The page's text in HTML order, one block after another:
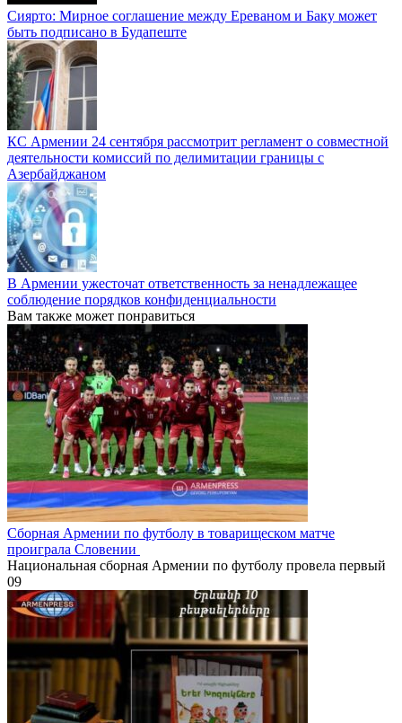
Сиярто: Мирное соглашение между Ереваном и Баку может
быть подписано в Будапеште
КС Армении 24 сентября рассмотрит регламент о совместной
деятельности комиссий по делимитации границы с
Азербайджаном
В Армении ужесточат ответственность за ненадлежащее
соблюдение порядков конфиденциальности
Вам также может понравиться
Сборная Армении по футболу в товарищеском матче
проиграла Словении
Национальная сборная Армении по футболу провела первый
09